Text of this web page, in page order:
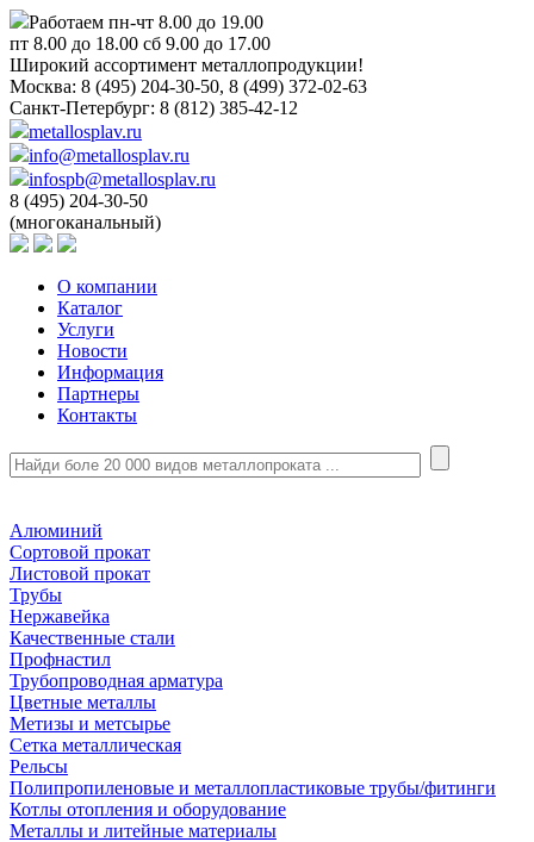
Работаем пн-чт 8.00 до 19.00
пт 8.00 до 18.00 сб 9.00 до 17.00
Широкий ассортимент металлопродукции!
Москва: 8 (495) 204-30-50, 8 (499) 372-02-63
Санкт-Петербург: 8 (812) 385-42-12
metallosplav.ru
info@metallosplav.ru
infospb@metallosplav.ru
8 (495) 204-30-50
(многоканальный)
О компании
Каталог
Услуги
Новости
Информация
Партнеры
Контакты
Алюминий
Сортовой прокат
Листовой прокат
Трубы
Нержавейка
Качественные стали
Профнастил
Трубопроводная арматура
Цветные металлы
Метизы и метсырье
Сетка металлическая
Рельсы
Полипропиленовые и металлопластиковые трубы/фитинги
Котлы отопления и оборудование
Металлы и литейные материалы